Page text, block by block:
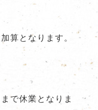
算となります。
で休業となりま